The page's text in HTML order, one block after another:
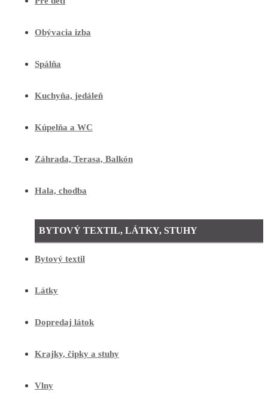
Obývacia izba
Spálňa
Kuchyňa, jedáleň
Kúpelňa a WC
Záhrada, Terasa, Balkón
Hala, chodba
BYTOVÝ TEXTIL, LÁTKY, STUHY
Bytový textil
Látky
Dopredaj látok
Krajky, čipky a stuhy
Vlny